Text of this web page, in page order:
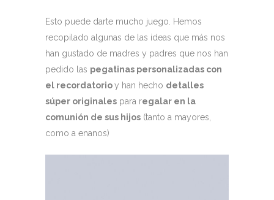
Esto puede darte mucho juego. Hemos
recopilado algunas de las ideas que más nos
han gustado de madres y padres que nos han
pedido las pegatinas personalizadas con
el recordatorioy han hecho detalles
súper originales para regalar en la
comunión de sus hijos (tanto a mayores,
como a enanos)